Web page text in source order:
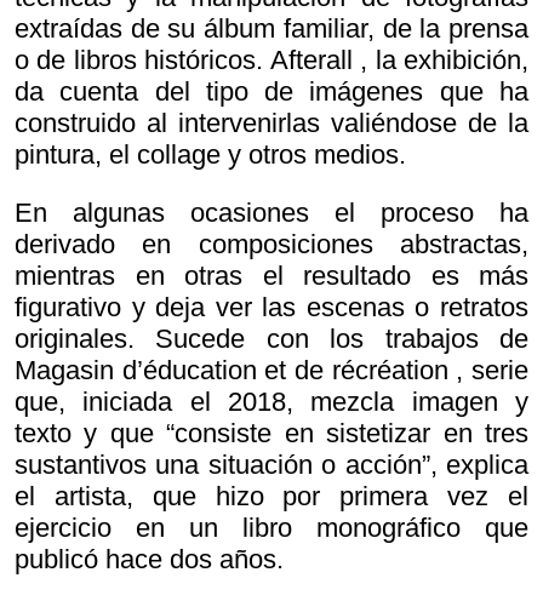
extraídas de su álbum familiar, de la prensa
o de libros históricos. Afterall , la exhibición,
da cuenta del tipo de imágenes que ha
construido al intervenirlas valiéndose de la
pintura, el collage y otros medios.
En algunas ocasiones el proceso ha
derivado en composiciones abstractas,
mientras en otras el resultado es más
figurativo y deja ver las escenas o retratos
originales. Sucede con los trabajos de
Magasin d’éducation et de récréation , serie
que, iniciada el 2018, mezcla imagen y
texto y que “consiste en sistetizar en tres
sustantivos una situación o acción”, explica
el artista, que hizo por primera vez el
ejercicio en un libro monográfico que
publicó hace dos años.